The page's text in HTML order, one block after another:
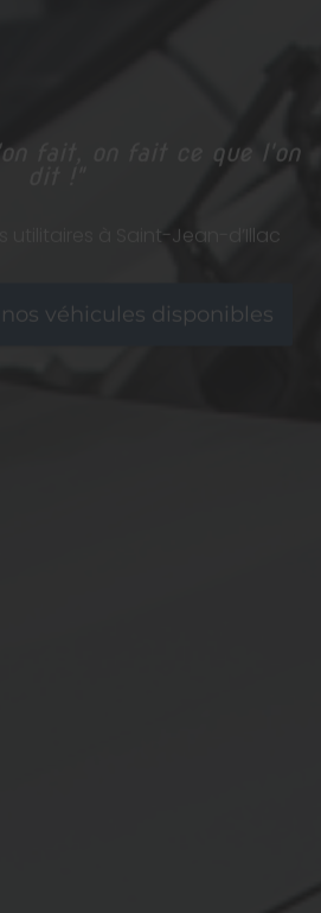
fait, on fait ce que l'on
utilitaires à Saint-Jean-d’Illac
véhicules disponibles